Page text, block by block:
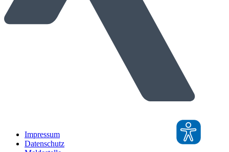
Impressum
Datenschutz